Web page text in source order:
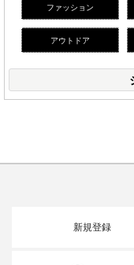
ファッション
アウトドア
新規登録